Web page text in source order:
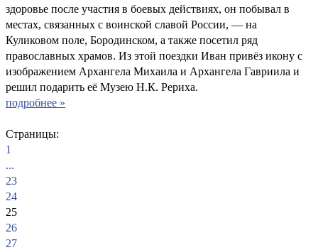
здоровье после участия в боевых действиях, он побывал в
местах, связанных с воинской славой России, — на
Куликовом поле, Бородинском, а также посетил ряд
православных храмов. Из этой поездки Иван привёз икону с
изображением Архангела Михаила и Архангела Гавриила и
решил подарить её Музею Н.К. Рериха.
подробнее »
Страницы:
1
...
23
24
25
26
27